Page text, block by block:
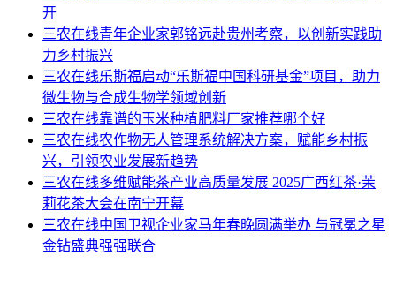
开
三农在线青年企业家郭铭远赴贵州考察，以创新实践助
力乡村振兴
三农在线乐斯福启动“乐斯福中国科研基金”项目，助力
微生物与合成生物学领域创新
三农在线靠谱的玉米种植肥料厂家推荐哪个好
三农在线农作物无人管理系统解决方案，赋能乡村振
兴，引领农业发展新趋势
三农在线多维赋能茶产业高质量发展 2025广西红茶·茉
莉花茶大会在南宁开幕
三农在线中国卫视企业家马年春晚圆满举办 与冠冕之星
金钻盛典强强联合